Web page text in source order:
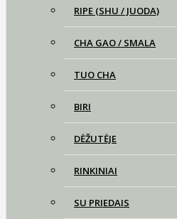
RIPE (SHU / JUODA)
CHA GAO / SMALA
TUO CHA
BIRI
DĖŽUTĖJE
RINKINIAI
SU PRIEDAIS